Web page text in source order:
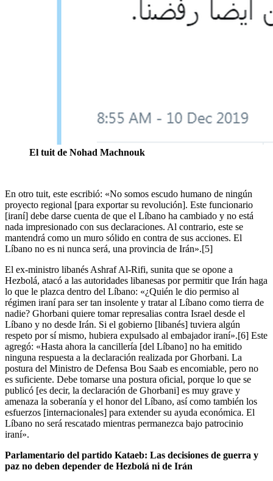
El tuit de Nohad Machnouk
En otro tuit, este escribió: «No somos escudo humano de ningún
proyecto regional [para exportar su revolución]. Este funcionario
[iraní] debe darse cuenta de que el Líbano ha cambiado y no está
nada impresionado con sus declaraciones. Al contrario, este se
mantendrá como un muro sólido en contra de sus acciones. El
Líbano no es ni nunca será, una provincia de Irán».[5]
El ex-ministro libanés Ashraf Al-Rifi, sunita que se opone a
Hezbolá, atacó a las autoridades libanesas por permitir que Irán haga
lo que le plazca dentro del Líbano: «¿Quién le dio permiso al
régimen iraní para ser tan insolente y tratar al Líbano como tierra de
nadie? Ghorbani quiere tomar represalias contra Israel desde el
Líbano y no desde Irán. Si el gobierno [libanés] tuviera algún
respeto por sí mismo, hubiera expulsado al embajador iraní».[6] Este
agregó: «Hasta ahora la cancillería [del Líbano] no ha emitido
ninguna respuesta a la declaración realizada por Ghorbani. La
postura del Ministro de Defensa Bou Saab es encomiable, pero no
es suficiente. Debe tomarse una postura oficial, porque lo que se
publicó [es decir, la declaración de Ghorbani] es muy grave y
amenaza la soberanía y el honor del Líbano, así como también los
esfuerzos [internacionales] para extender su ayuda económica. El
Líbano no será rescatado mientras permanezca bajo patrocinio
iraní».
Parlamentario del partido Kataeb: Las decisiones de guerra y
paz no deben depender de Hezbolá ni de Irán